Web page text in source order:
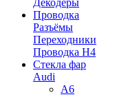
Декодеры
Проводка
Разъёмы
Переходники
Проводка H4
Стекла фар
Audi
A6